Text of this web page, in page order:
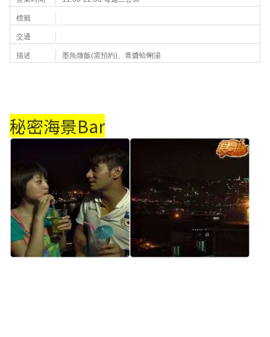
標籤
交通
描述 墨魚燉飯(需預約)、青醬蛤蜊湯
秘密海景Bar